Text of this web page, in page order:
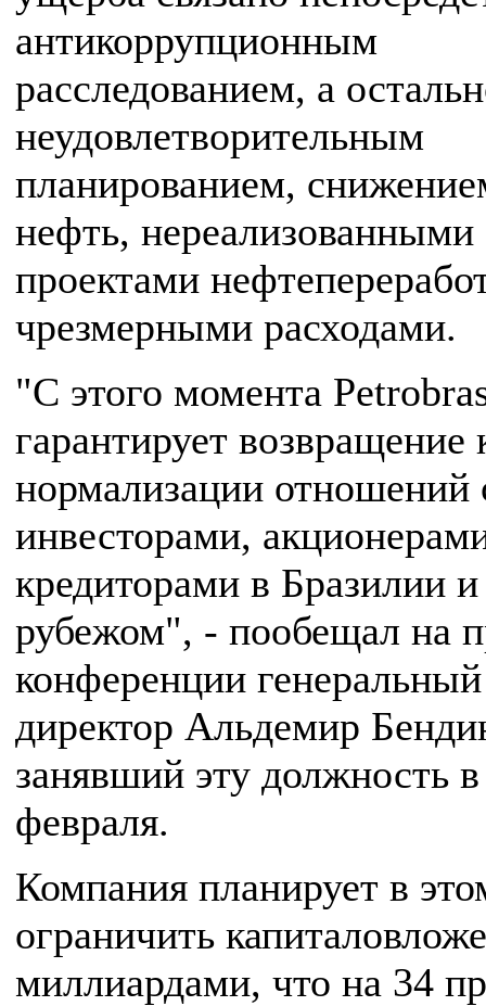
антикоррупционным
расследованием, а
неудовлетворительным
планированием,
нефть, нереализованными
проектами
чрезмерными расходами.
"С этого момента
гарантирует возвращение
нормализации отношений
инвесторами,
кредиторами в Бразилии и
рубежом", - пообещал на
конференции генеральный
директор Альдемир
занявший эту должность в
февраля.
Компания планирует в
ограничить
миллиардами, что на 34